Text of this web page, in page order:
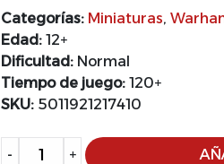
Categorías: Miniaturas,
Edad: 12+
Dificultad: Normal
Tiempo de juego: 120+
SKU: 5011921217410
- +
Alternative: